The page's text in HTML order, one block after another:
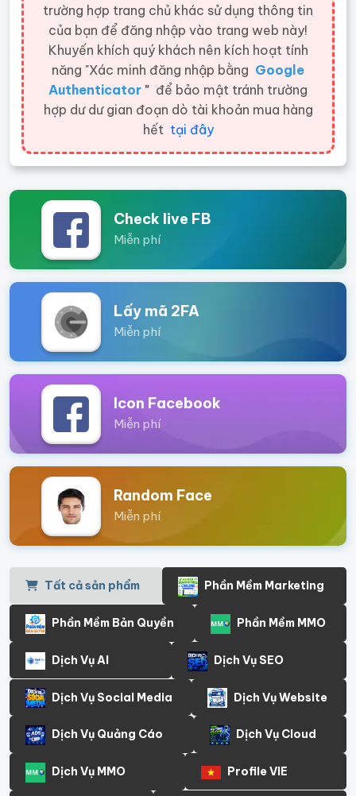
trường hợp trang chủ khác sử dụng thông tin
của bạn để đăng nhập vào trang web này!
Khuyến khích quý khách nên kích hoạt tính
năng "Xác minh đăng nhập bằng Google
Authenticator " để bảo mật tránh trường
hợp dư dư gian đoạn dò tài khoản mua hàng
hết tại đây
Check live FB
Miễn phí
Lấy mã 2FA
Miễn phí
Icon Facebook
Miễn phí
Random Face
Miễn phí
Tất cả sản phẩm Phần Mềm Marketing
Phần Mềm Bản Quyền Phần Mềm MMO
Dịch Vụ AI Dịch Vụ SEO
Dịch Vụ Social Media Dịch Vụ Website
Dịch Vụ Quảng Cáo Dịch Vụ Cloud
Dịch Vụ MMO Profile VIE